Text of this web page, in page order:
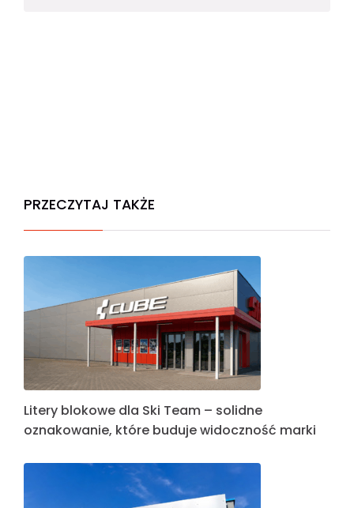
PRZECZYTAJ TAKŻE
Litery blokowe dla Ski Team – solidne
oznakowanie, które buduje widoczność marki